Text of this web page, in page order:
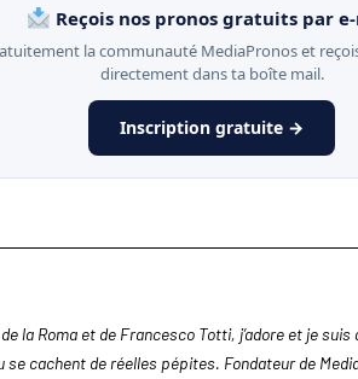
Reçois nos pronos gratuits par
la communauté MediaPronos et
directement dans ta boîte mail.
Inscription gratuite →
la Roma et de Francesco Totti, j’adore et je
se cachent de réelles pépites. Fondateur de